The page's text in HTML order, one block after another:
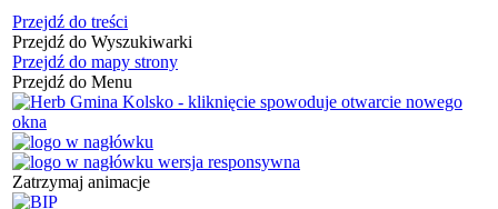
Przejdź do treści
Przejdź do Wyszukiwarki
Przejdź do mapy strony
Przejdź do Menu
Zatrzymaj animacje